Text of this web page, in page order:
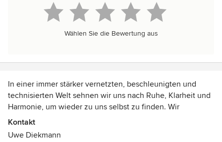
Wählen Sie die Bewertung aus
In einer immer stärker vernetzten, beschleunigten und
technisierten Welt sehnen wir uns nach Ruhe, Klarheit und
Harmonie, um wieder zu uns selbst zu finden. Wir
empfinden es als Luxus, dem Alltagsstress entfliehen zu
können und Geist und Seele baumeln lassen und dabei
Kontakt
Uwe Diekmann